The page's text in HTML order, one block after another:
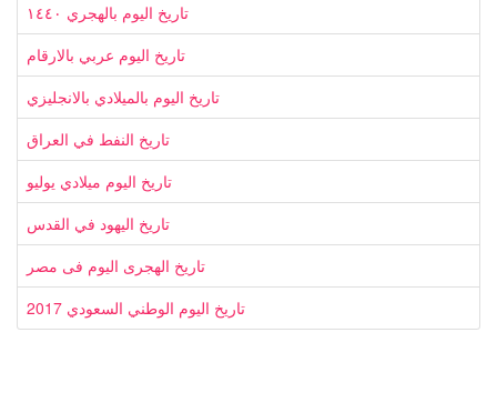
تاريخ اليوم بالهجري ١٤٤٠
تاريخ اليوم عربي بالارقام
تاريخ اليوم بالميلادي بالانجليزي
تاريخ النفط في العراق
تاريخ اليوم ميلادي يوليو
تاريخ اليهود في القدس
تاريخ الهجرى اليوم فى مصر
تاريخ اليوم الوطني السعودي 2017